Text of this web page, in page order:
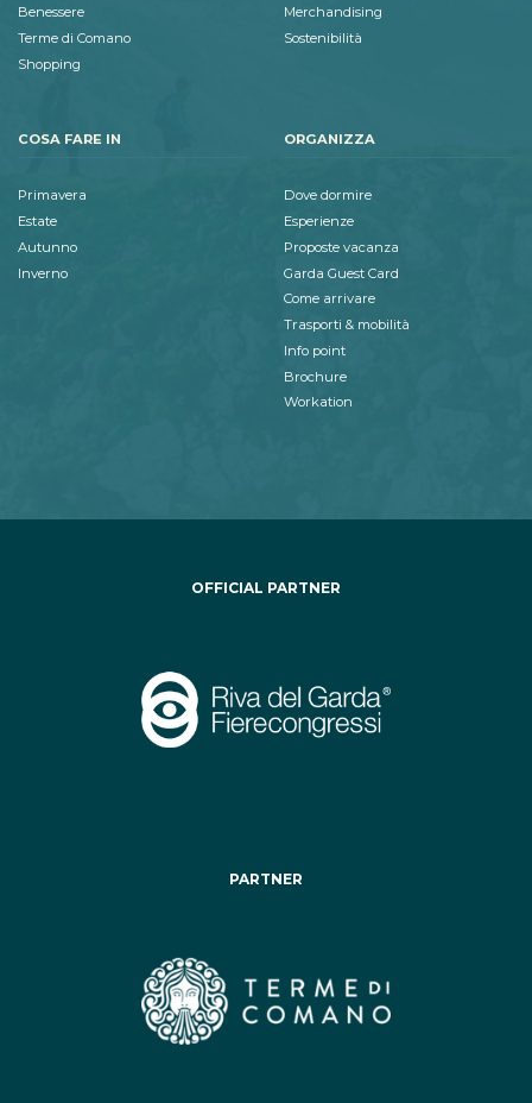
Benessere
Terme di Comano
Shopping
Merchandising
Sostenibilità
COSA FARE IN
Primavera
Estate
Autunno
Inverno
ORGANIZZA
Dove dormire
Esperienze
Proposte vacanza
Garda Guest Card
Come arrivare
Trasporti & mobilità
Info point
Brochure
Workation
OFFICIAL PARTNER
PARTNER